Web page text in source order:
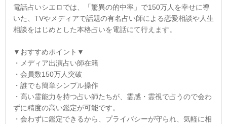
電話占いシエロでは、「驚異の的中率」で150万人を幸せに導
いた、TVやメディアで話題の有名占い師による恋愛相談や人生
相談をはじめとした本格占いを電話にて行えます。
▼おすすめポイント▼
・メディア出演占い師在籍
・会員数150万人突破
・誰でも簡単シンプル操作
・高い霊能力を持つ占い師たちが、霊感・霊視で占うので会わ
ずに精度の高い鑑定が可能です。
・会わずに鑑定できるから、プライバシーが守られ、気軽に相